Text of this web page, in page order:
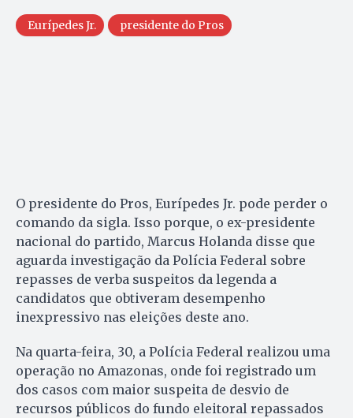
Eurípedes Jr. presidente do Pros
O presidente do Pros, Eurípedes Jr. pode perder o
comando da sigla. Isso porque, o ex-presidente
nacional do partido, Marcus Holanda disse que
aguarda investigação da Polícia Federal sobre
repasses de verba suspeitos da legenda a
candidatos que obtiveram desempenho
inexpressivo nas eleições deste ano.
Na quarta-feira, 30, a Polícia Federal realizou uma
operação no Amazonas, onde foi registrado um
dos casos com maior suspeita de desvio de
recursos públicos do fundo eleitoral repassados